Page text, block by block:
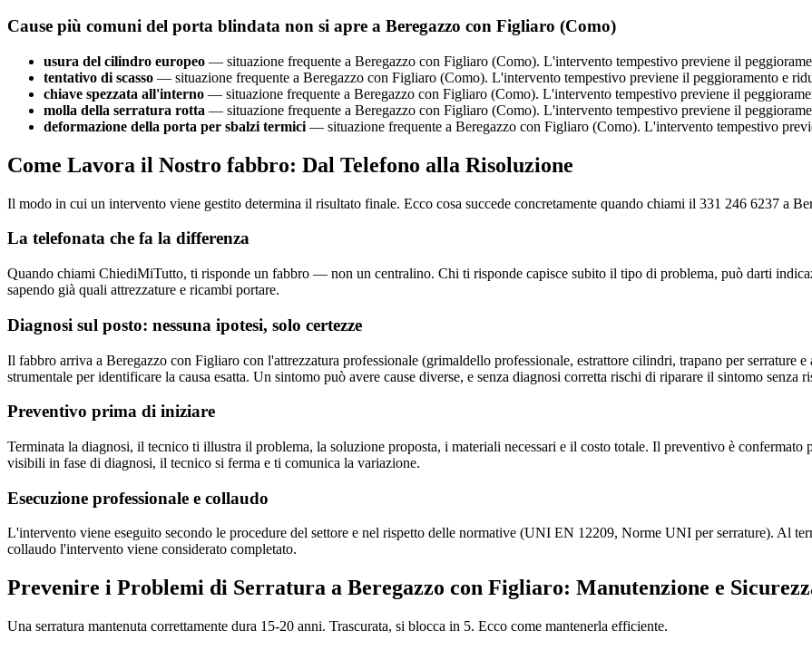
Cause più comuni del porta blindata non si apre a Beregazzo con Figliaro (Como)
usura del cilindro europeo — situazione frequente a Beregazzo con Figliaro (Como). L'intervento tempestivo previene il
tentativo di scasso — situazione frequente a Beregazzo con Figliaro (Como). L'intervento tempestivo previene il peggioramento e
chiave spezzata all'interno — situazione frequente a Beregazzo con Figliaro (Como). L'intervento tempestivo previene il
molla della serratura rotta — situazione frequente a Beregazzo con Figliaro (Como). L'intervento tempestivo previene il
deformazione della porta per sbalzi termici — situazione frequente a Beregazzo con Figliaro (Como). L'intervento tempestivo
Come Lavora il Nostro fabbro: Dal Telefono alla Risoluzione
Il modo in cui un intervento viene gestito determina il risultato finale. Ecco cosa succede concretamente quando chiami il 331 246 6237 a
La telefonata che fa la differenza
Quando chiami ChiediMiTutto, ti risponde un fabbro — non un centralino. Chi ti risponde capisce subito il tipo di problema, può darti
sapendo già quali attrezzature e ricambi portare.
Diagnosi sul posto: nessuna ipotesi, solo certezze
Il fabbro arriva a Beregazzo con Figliaro con l'attrezzatura professionale (grimaldello professionale, estrattore cilindri, trapano per serrature
strumentale per identificare la causa esatta. Un sintomo può avere cause diverse, e senza diagnosi corretta rischi di riparare il sintomo senza
Preventivo prima di iniziare
Terminata la diagnosi, il tecnico ti illustra il problema, la soluzione proposta, i materiali necessari e il costo totale. Il preventivo è
visibili in fase di diagnosi, il tecnico si ferma e ti comunica la variazione.
Esecuzione professionale e collaudo
L'intervento viene eseguito secondo le procedure del settore e nel rispetto delle normative (UNI EN 12209, Norme UNI per serrature). Al
collaudo l'intervento viene considerato completato.
Prevenire i Problemi di Serratura a Beregazzo con Figliaro: Manutenzione e
Una serratura mantenuta correttamente dura 15-20 anni. Trascurata, si blocca in 5. Ecco come mantenerla efficiente.